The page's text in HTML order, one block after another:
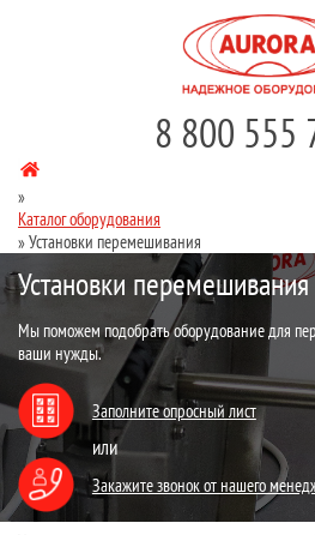
8 800 555
»
Каталог оборудования
»Установки перемешивания
Установки перемешивания
Мы поможем подобрать оборудование для
ваши нужды.
Заполните опросный лист
или
Закажите звонок от нашего